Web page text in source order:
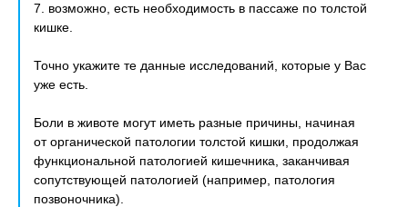
7. возможно, есть необходимость в пассаже по толстой
кишке.
Точно укажите те данные исследований, которые у Вас
уже есть.
Боли в животе могут иметь разные причины, начиная
от органической патологии толстой кишки, продолжая
функциональной патологией кишечника, заканчивая
сопутствующей патологией (например, патология
позвоночника).